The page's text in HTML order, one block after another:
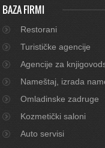
BAZA FIRMI
Restorani
Turističke agencije
Agencije za
Nameštaj, izrada
Omladinske zadruge
Kozmetički saloni
Auto servisi